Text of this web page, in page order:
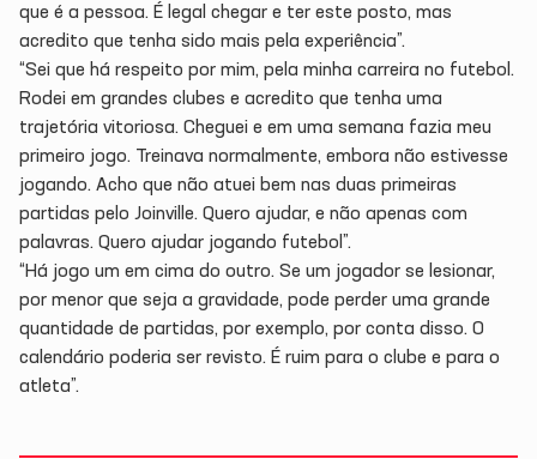
que é a pessoa. É legal chegar e ter este posto, mas
acredito que tenha sido mais pela experiência”.
“Sei que há respeito por mim, pela minha carreira no futebol.
Rodei em grandes clubes e acredito que tenha uma
trajetória vitoriosa. Cheguei e em uma semana fazia meu
primeiro jogo. Treinava normalmente, embora não estivesse
jogando. Acho que não atuei bem nas duas primeiras
partidas pelo Joinville. Quero ajudar, e não apenas com
palavras. Quero ajudar jogando futebol”.
“Há jogo um em cima do outro. Se um jogador se lesionar,
por menor que seja a gravidade, pode perder uma grande
quantidade de partidas, por exemplo, por conta disso. O
calendário poderia ser revisto. É ruim para o clube e para o
atleta”.